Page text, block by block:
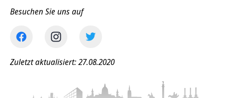
Besuchen Sie uns auf
Zuletzt aktualisiert: 27.08.2020